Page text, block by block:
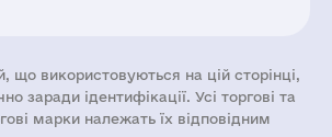
що використовуються на цій сторінці,
заради ідентифікації. Усі торгові та
марки належать їх відповідним